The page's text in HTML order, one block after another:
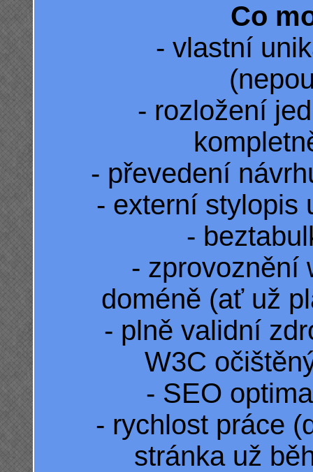
Co
- vlastní
- rozložení
- převedení
- externí stylopis
-
- zprovoznění
doméně (ať už
- plně validní
W3C
- SEO
- rychlost práce
stránka už